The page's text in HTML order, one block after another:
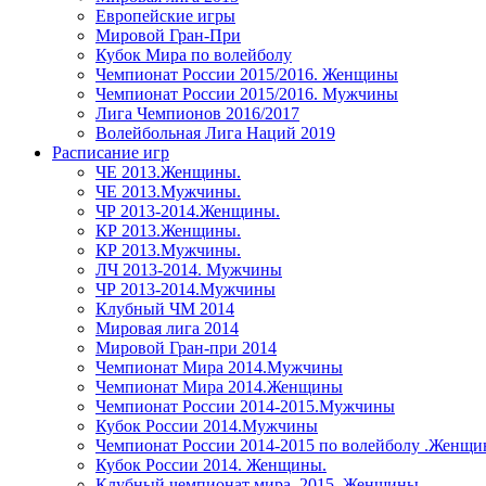
Европейские игры
Мировой Гран-При
Кубок Мира по волейболу
Чемпионат России 2015/2016. Женщины
Чемпионат России 2015/2016. Мужчины
Лига Чемпионов 2016/2017
Волейбольная Лига Наций 2019
Расписание игр
ЧЕ 2013.Женщины.
ЧЕ 2013.Мужчины.
ЧР 2013-2014.Женщины.
КР 2013.Женщины.
КР 2013.Мужчины.
ЛЧ 2013-2014. Мужчины
ЧР 2013-2014.Мужчины
Клубный ЧМ 2014
Мировая лига 2014
Мировой Гран-при 2014
Чемпионат Мира 2014.Мужчины
Чемпионат Мира 2014.Женщины
Чемпионат России 2014-2015.Мужчины
Кубок России 2014.Мужчины
Чемпионат России 2014-2015 по волейболу
Кубок России 2014. Женщины.